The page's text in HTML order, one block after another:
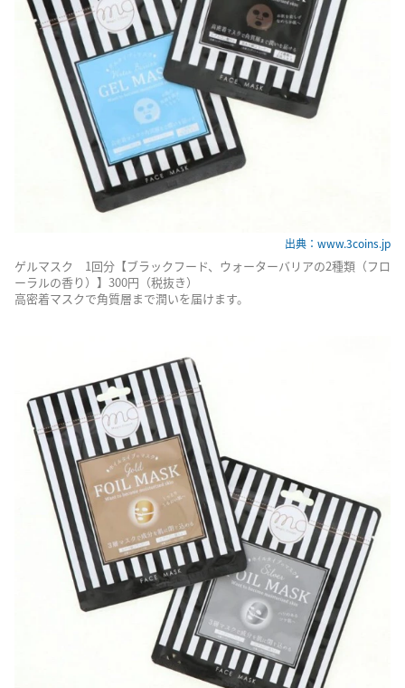
出典：www.3coins.jp
ゲルマスク 1回分【ブラックフード、ウォーターバリアの2種類（フロ
ーラルの香り）】300円（税抜き）
高密着マスクで角質層まで潤いを届けます。